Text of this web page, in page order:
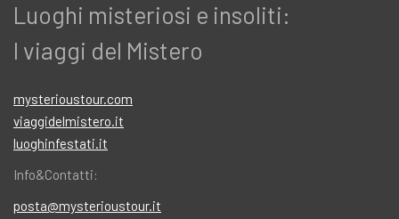
Luoghi misteriosi e insoliti:
I viaggi del Mistero
mysterioustour.com
viaggidelmistero.it
luoghinfestati.it
Info&Contatti:
posta@mysterioustour.it